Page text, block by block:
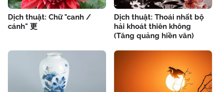
Dịch thuật: Chữ "canh /
cánh" 更
Dịch thuật: Thoái nhất bộ
hải khoát thiên không
(Tăng quảng hiền văn)